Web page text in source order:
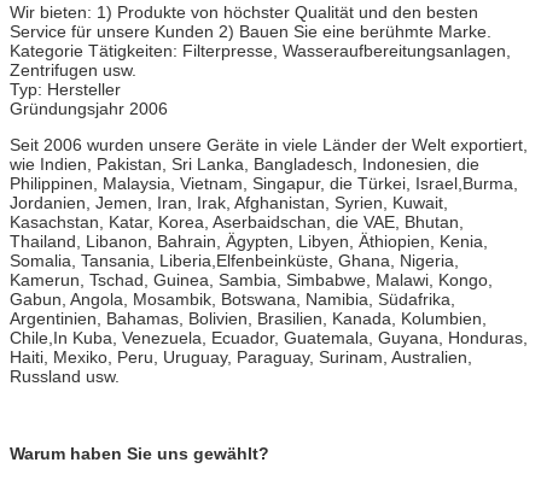
Wir bieten: 1) Produkte von höchster Qualität und den besten
Service für unsere Kunden 2) Bauen Sie eine berühmte Marke.
Kategorie Tätigkeiten: Filterpresse, Wasseraufbereitungsanlagen,
Zentrifugen usw.
Typ: Hersteller
Gründungsjahr 2006
Seit 2006 wurden unsere Geräte in viele Länder der Welt exportiert,
wie Indien, Pakistan, Sri Lanka, Bangladesch, Indonesien, die
Philippinen, Malaysia, Vietnam, Singapur, die Türkei, Israel,Burma,
Jordanien, Jemen, Iran, Irak, Afghanistan, Syrien, Kuwait,
Kasachstan, Katar, Korea, Aserbaidschan, die VAE, Bhutan,
Thailand, Libanon, Bahrain, Ägypten, Libyen, Äthiopien, Kenia,
Somalia, Tansania, Liberia,Elfenbeinküste, Ghana, Nigeria,
Kamerun, Tschad, Guinea, Sambia, Simbabwe, Malawi, Kongo,
Gabun, Angola, Mosambik, Botswana, Namibia, Südafrika,
Argentinien, Bahamas, Bolivien, Brasilien, Kanada, Kolumbien,
Chile,In Kuba, Venezuela, Ecuador, Guatemala, Guyana, Honduras,
Haiti, Mexiko, Peru, Uruguay, Paraguay, Surinam, Australien,
Russland usw.
Warum haben Sie uns gewählt?